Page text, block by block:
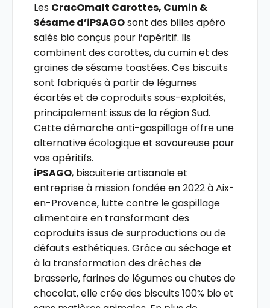
Les CracOmalt Carottes, Cumin &
Sésame d’iPSAGOsont des billes apéro
salés bio conçus pour l’apéritif. Ils
combinent des carottes, du cumin et des
graines de sésame toastées. Ces biscuits
sont fabriqués à partir de légumes
écartés et de coproduits sous-exploités,
principalement issus de la région Sud.
Cette démarche anti-gaspillage offre une
alternative écologique et savoureuse pour
vos apéritifs.
iPSAGO, biscuiterie artisanale et
entreprise à mission fondée en 2022 à Aix-
en-Provence, lutte contre le gaspillage
alimentaire en transformant des
coproduits issus de surproductions ou de
défauts esthétiques. Grâce au séchage et
à la transformation des drêches de
brasserie, farines de légumes ou chutes de
chocolat, elle crée des biscuits 100% bio et